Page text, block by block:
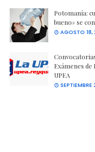
Potomanía:
bueno» se
AGOSTO 18,
Exámenes de
UPEA
SEPTIEMBRE